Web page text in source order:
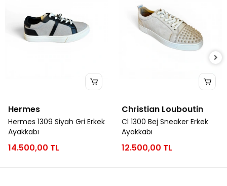
Hermes
Hermes 1309 Siyah Gri Erkek
Ayakkabı
14.500,00 TL
Christian Louboutin
Cl 1300 Bej Sneaker Erkek
Ayakkabı
12.500,00 TL